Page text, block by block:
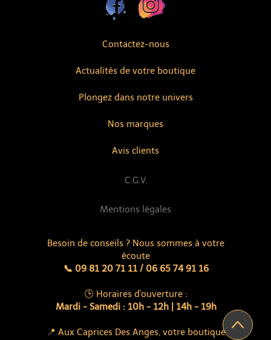
Contactez-nous
Actualités de votre boutique
Avis clients
Nos marques
Besoin de conseils ? Nous sommes à votre
écoute
📞 09 81 20 71 11 / 06 65 74 91 16
🕒 Horaires d'ouverture :
Mardi - Samedi : 10h - 12h | 14h - 19h
📍 Aux Caprices Des Anges, votre boutique
Plongez dans notre univers
Mentions légales
C.G.V.